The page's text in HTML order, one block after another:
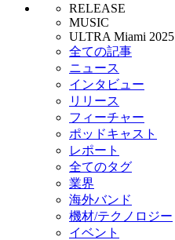
RELEASE
MUSIC
ULTRA Miami 2025
全ての記事
ニュース
インタビュー
リリース
フィーチャー
ポッドキャスト
レポート
全てのタグ
業界
海外バンド
機材/テクノロジー
イベント